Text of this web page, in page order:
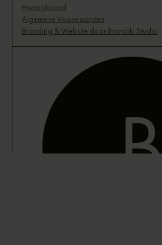
Privacybeleid
Algemene Voorwaarden
Branding & Website door Brandiki Studio